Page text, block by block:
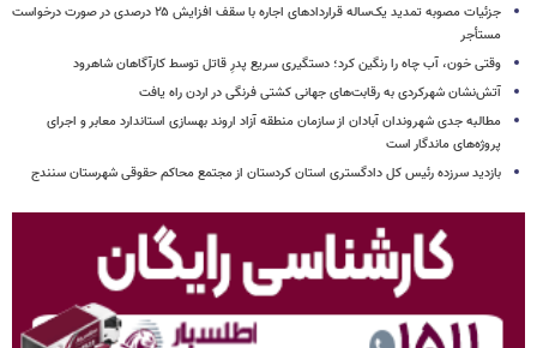
جزئیات مصوبه تمدید یک‌ساله قراردادهای اجاره با سقف افزایش ۲۵ درصدی در صورت درخواست
مستأجر
وقتی خون، آب چاه را رنگین کرد؛ دستگیری سریع پدرِ قاتل توسط کارآگاهان شاهرود
آتش‌نشان شهرکردی به رقابت‌های جهانی کشتی فرنگی در اردن راه یافت
مطالبه جدی شهروندان آبادان از سازمان منطقه آزاد اروند بهسازی استاندارد معابر و اجرای
پروژه‌های ماندگار است
بازدید سرزده رئیس کل دادگستری استان کردستان از مجتمع محاکم حقوقی شهرستان سنندج